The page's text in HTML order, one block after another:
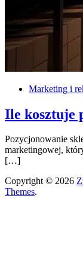
Marketing i
Ile kosztuje
Pozycjonowanie
marketingowej,
[…]
Copyright © 2026
Themes.